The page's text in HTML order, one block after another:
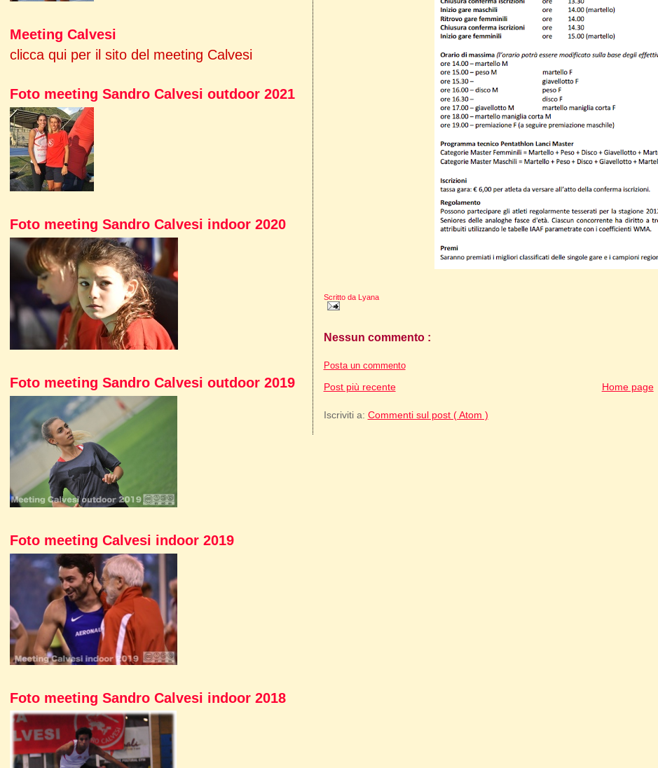
Scritto da Lyana
Nessun commento :
Posta un commento
Post più recente Home page
Iscriviti a: Commenti sul post ( Atom )
Meeting Calvesi
clicca qui per il sito del meeting Calvesi
Foto meeting Sandro Calvesi outdoor 2021
Foto meeting Sandro Calvesi indoor 2020
Foto meeting Sandro Calvesi outdoor 2019
Foto meeting Calvesi indoor 2019
Foto meeting Sandro Calvesi indoor 2018